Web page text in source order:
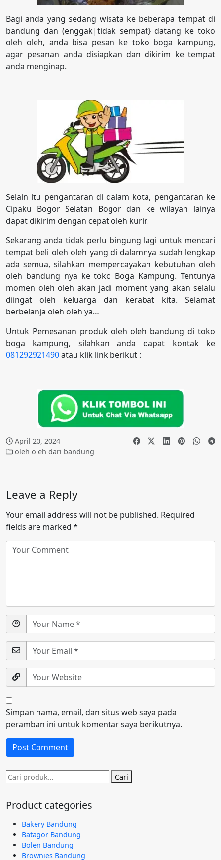
Bagi anda yang sedang wisata ke beberapa tempat di
bandung dan (enggak|tidak sempat} datang ke toko
oleh oleh, anda bisa pesan ke toko boga kampung,
agar pesanan anda disiapkan dan dikirim ke tempat
anda menginap.
Selain itu pengantaran di dalam kota, pengantaran ke
Cipaku Bogor Selatan Bogor dan ke wilayah lainya
dapat dikirim dengan cepat oleh kurir.
Sekarang anda tidak perlu bingung lagi untuk mencari
tempat beli oleh oleh yang di dalamnya sudah lengkap
ada semua, silahkan mempercayakan kebutuhan oleh
oleh bandung nya ke toko Boga Kampung. Tentunya
momen oleh oleh akan jadi moment yang akan selalu
diingat oleh keluarga dan kerabat kita. Selamat
berbelanja oleh oleh ya…
Untuk Pemesanan produk oleh oleh bandung di toko
boga kampung, silahkan anda dapat kontak ke
081292921490atau klik link berikut :
April 20, 2024
oleh oleh dari bandung
Leave a Reply
Your email address will not be published. Required
fields are marked *
Simpan nama, email, dan situs web saya pada
peramban ini untuk komentar saya berikutnya.
Pencarian
untuk:
Cari
Product categories
Bakery Bandung
Batagor Bandung
Bolen Bandung
Brownies Bandung